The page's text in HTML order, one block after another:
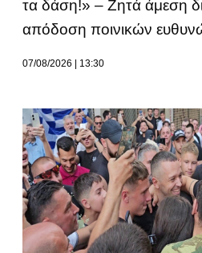
τα δάση!» – Ζητά άμεση
απόδοση ποινικών
07/08/2026 13:30